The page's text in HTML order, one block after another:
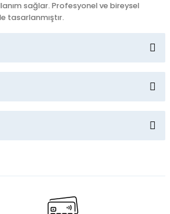
sağlar. Profesyonel ve bireysel
tasarlanmıştır.
teşekkür ederiz.